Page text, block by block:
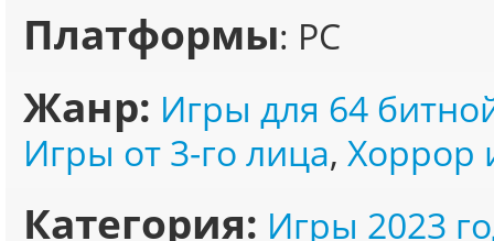
Платформы: PC
Жанр: Игры для 64
Игры от 3-го лица, Хоррор
Категория: Игры 2023